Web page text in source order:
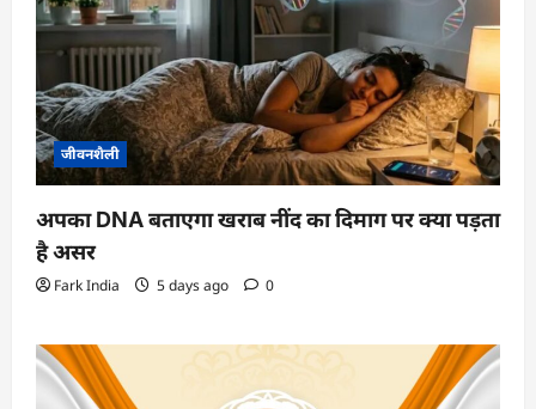
जीवनशैली
अपका DNA बताएगा खराब नींद का दिमाग पर क्या पड़ता
है असर
Fark India 5 days ago 0